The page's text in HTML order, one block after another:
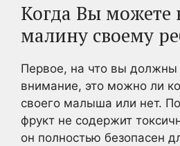
Когда Вы можете
малину своему
Первое, на что вы должны
внимание, это можно ли
своего малыша или нет.
фрукт не содержит
он полностью безопасен